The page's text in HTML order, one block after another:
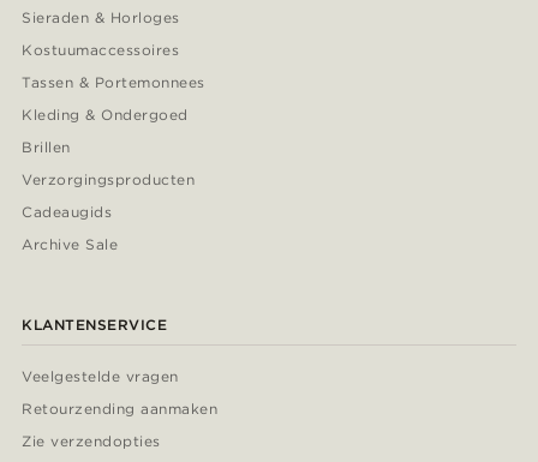
Sieraden & Horloges
Kostuumaccessoires
Tassen & Portemonnees
Kleding & Ondergoed
Brillen
Verzorgingsproducten
Cadeaugids
Archive Sale
KLANTENSERVICE
Veelgestelde vragen
Retourzending aanmaken
Zie verzendopties